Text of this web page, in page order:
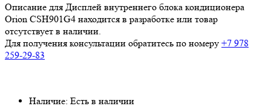
Описание для Дисплей внутреннего блока кондиционера
Orion CSH901G4 находится в разработке или товар
отсутствует в наличии.
Для получения консультации обратитесь по номеру +7 978
259-29-83
Наличие: Есть в наличии